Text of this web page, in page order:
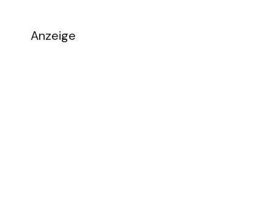
Anzeige